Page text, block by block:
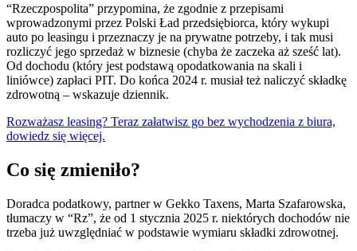
“Rzeczpospolita” przypomina, że zgodnie z przepisami
wprowadzonymi przez Polski Ład przedsiębiorca, który wykupi
auto po leasingu i przeznaczy je na prywatne potrzeby, i tak musi
rozliczyć jego sprzedaż w biznesie (chyba że zaczeka aż sześć lat).
Od dochodu (który jest podstawą opodatkowania na skali i
liniówce) zapłaci PIT. Do końca 2024 r. musiał też naliczyć składkę
zdrowotną – wskazuje dziennik.
Rozważasz leasing? Teraz załatwisz go bez wychodzenia z biura,
dowiedz się więcej.
Co się zmieniło?
Doradca podatkowy, partner w Gekko Taxens, Marta Szafarowska,
tłumaczy w “Rz”, że od 1 stycznia 2025 r. niektórych dochodów nie
trzeba już uwzględniać w podstawie wymiaru składki zdrowotnej.